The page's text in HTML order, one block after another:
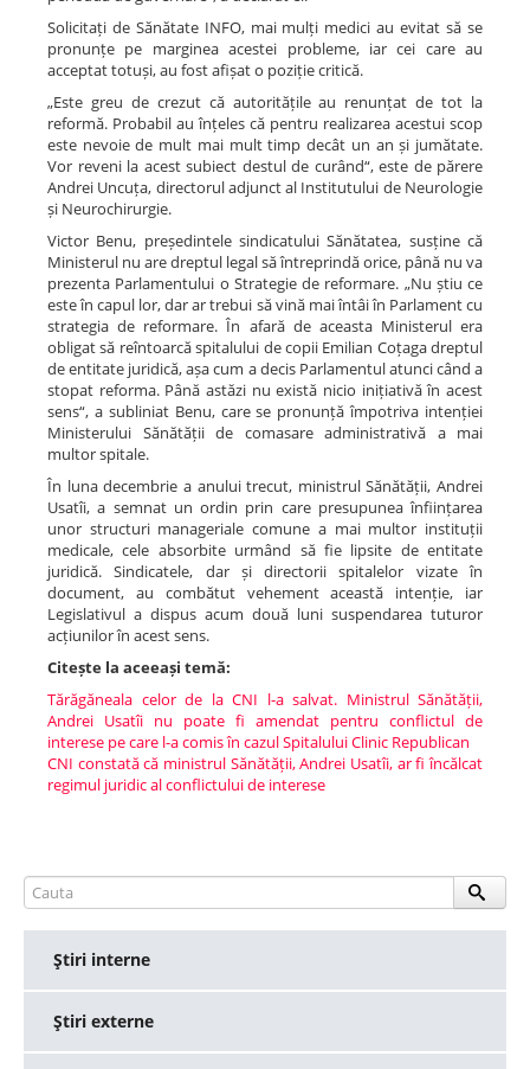
Solicitați de Sănătate INFO, mai mulți medici au evitat să se
pronunțe pe marginea acestei probleme, iar cei care au
acceptat totuși, au fost afișat o poziție critică.
„Este greu de crezut că autoritățile au renunțat de tot la
reformă. Probabil au înțeles că pentru realizarea acestui scop
este nevoie de mult mai mult timp decât un an și jumătate.
Vor reveni la acest subiect destul de curând“, este de părere
Andrei Uncuța, directorul adjunct al Institutului de Neurologie
și Neurochirurgie.
Victor Benu, președintele sindicatului Sănătatea, susține că
Ministerul nu are dreptul legal să întreprindă orice, până nu va
prezenta Parlamentului o Strategie de reformare. „Nu știu ce
este în capul lor, dar ar trebui să vină mai întâi în Parlament cu
strategia de reformare. În afară de aceasta Ministerul era
obligat să reîntoarcă spitalului de copii Emilian Coțaga dreptul
de entitate juridică, așa cum a decis Parlamentul atunci când a
stopat reforma. Până astăzi nu există nicio inițiativă în acest
sens“, a subliniat Benu, care se pronunță împotriva intenției
Ministerului Sănătății de comasare administrativă a mai
multor spitale.
În luna decembrie a anului trecut, ministrul Sănătății, Andrei
Usatîi, a semnat un ordin prin care presupunea înființarea
unor structuri manageriale comune a mai multor instituții
medicale, cele absorbite urmând să fie lipsite de entitate
juridică. Sindicatele, dar și directorii spitalelor vizate în
document, au combătut vehement această intenție, iar
Legislativul a dispus acum două luni suspendarea tuturor
acțiunilor în acest sens.
Citește la aceeași temă:
Tărăgăneala celor de la CNI l-a salvat. Ministrul Sănătății,
Andrei Usatîi nu poate fi amendat pentru conflictul de
interese pe care l-a comis în cazul Spitalului Clinic Republican
CNI constată că ministrul Sănătății, Andrei Usatîi, ar fi încălcat
regimul juridic al conflictului de interese
Ştiri interne
Ştiri externe